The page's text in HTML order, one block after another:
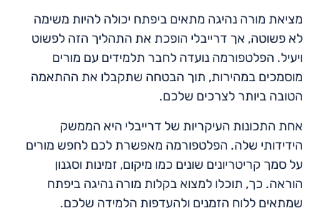
מציאת מורה נהיגה מתאים ביפתח יכולה להיות משימה
לא פשוטה, אך דרייבלי הופכת את התהליך הזה לפשוט
ויעיל. הפלטפורמה נועדה לחבר תלמידים עם מורים
מוסמכים במהירות, תוך הבטחה שתקבלו את ההתאמה
הטובה ביותר לצרכים שלכם.
אחת התכונות העיקריות של דרייבלי היא הממשק
הידידותי שלה. הפלטפורמה מאפשרת לכם לחפש מורים
על סמך קריטריונים שונים כמו מיקום, זמינות וסגנון
הוראה. כך, תוכלו למצוא בקלות מורה נהיגה ביפתח
שמתאים ללוח הזמנים ולהעדפות הלמידה שלכם.